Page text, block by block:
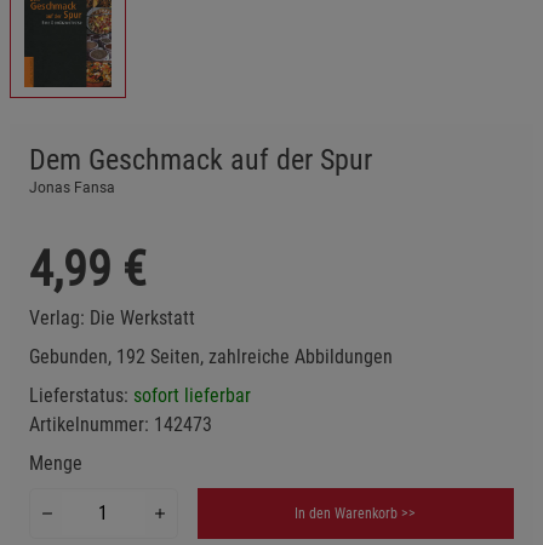
Dem Geschmack auf der Spur
Jonas Fansa
4,99 €
Verlag: Die Werkstatt
Gebunden, 192 Seiten, zahlreiche Abbildungen
Lieferstatus: sofort lieferbar
Artikelnummer: 142473
Menge
In den Warenkorb >>